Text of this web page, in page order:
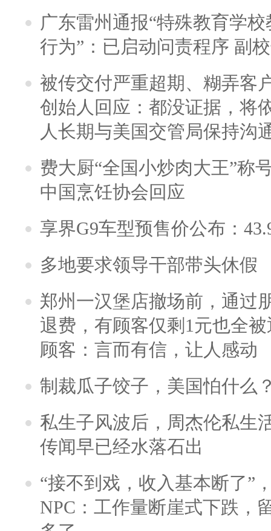
广东雷州通报“特殊教育学
行为”：已启动问责程序 副
被传交付严重超期、糊弄客
创始人回应：都没证据，将
人长期与美国交管局保持沟
费大厨“全国小炒肉大王”称
中国烹饪协会回应
享界G9车型预售价公布：
多地要求领导干部带头休假
郑州一汉堡店撤场前，通过
退费，有顾客仅剩1元也全
顾客：言而有信，让人感动
制裁瓜子饺子，美国怕什么
私生子风波后，周杰伦私生
传闻早已经水落石出
“接不到戏，收入基本断了”
NPC：工作量断崖式下跌，